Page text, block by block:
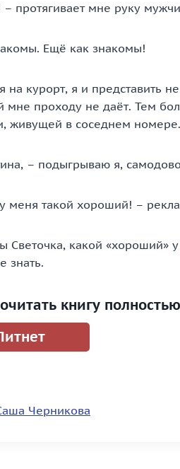
протягивает мне руку
Ещё как знакомы!
на курорт, я и представить
мне проходу не даёт. Тем
живущей в соседнем номере.
– подыгрываю я,
меня такой хороший! –
Светочка, какой
знать.
книгу
Черникова